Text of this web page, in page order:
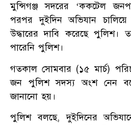
মুন্সিগঞ্জ সদরের ‘ককটেল
পরপর দুইদিন অভিযান
উদ্ধারের দাবি করেছে
পারেনি পুলিশ।
গতকাল সোমবার (১৫ মার্চ)
জন পুলিশ সদস্য অংশ নেন
জানানো হয়।
পুলিশ বলছে, দুইদিনের